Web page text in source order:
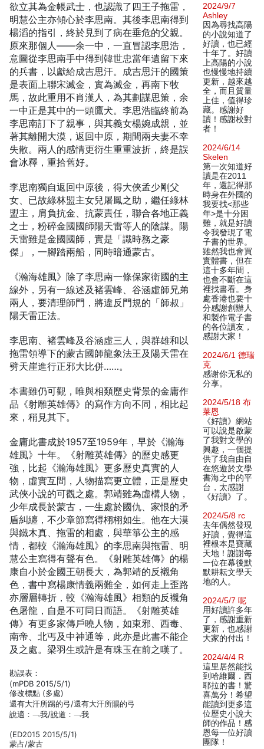
欲立其為金帳武士，也認識了四王子拖雷，
明慧公主亦傾心於李思南。其後李思南得到
楊滔的指引，終於見到了病在垂危的父親。
原來那個人——余一中，一直冒認李思浩，
意圖從李思南手中得到韓世忠當年遺留下來
的兵書，以獻給成吉思汗。成吉思汗的國策
是表面上聯宋滅金，實為滅金，再南下牧
馬，故此重用不肖漢人，為其劃謀思策，余
一中正是其中的一頭鷹犬。李思浩臨終前為
李思南訂下了親事，與其義女楊婉成親，並
著其離開大漠，返回中原，期間兩夫妻不幸
失散。兩人的感情更衍生重重波折，終是誤
會冰釋，重拾舊好。
李思南獨自返回中原後，得大俠孟少剛父
女、已故綠林盟主女兒屠鳳之助，繼任綠林
盟主，肩負抗金、抗蒙責任，聯合各地正義
之士，粉碎金國國師陽天雷等人的陰謀。陽
天雷雖是金國國師，實是「識時務之豪
傑」，一腳踏兩船，同時暗通蒙古。
《瀚海雄風》除了李思南一條保家衛國的主
線外，另有一線述及褚雲峰、谷涵虛師兄弟
兩人，要清理師門，將違反門規的「師叔」
陽天雷正法。
李思南、褚雲峰及谷涵虛三人，與群雄和以
拖雷領導下的蒙古國師龍象法王及陽天雷在
劈天崖進行正邪大比併……。
本書雖仍可觀，唯與相類歷史背景的金庸作
品《射雕英雄傳》的寫作方向不同，相比起
來，稍見其下。
金庸此書成於1957至1959年，早於《瀚海
雄風》十年。《射雕英雄傳》的歷史感更
強，比起《瀚海雄風》更多歷史真實的人
物，虛實互間，人物描寫更立體，正是歷史
武俠小說的可觀之處。郭靖雖為虛構人物，
少年成長於蒙古，一生處於國仇、家恨的矛
盾糾纏，不少章節寫得栩栩如生。他在大漠
與鐵木真、拖雷的相處，與華箏公主的感
情，都較《瀚海雄風》的李思南與拖雷、明
慧公主寫得有聲有色。《射雕英雄傳》的楊
康自小於金國王朝長大，為郭靖的反襯角
色，書中寫楊康情義兩難全，如何走上歪路
亦層層轉折，較《瀚海雄風》相類的反襯角
色屠龍，自是不可同日而語。《射雕英雄
傳》有更多家傳戶曉人物，如東邪、西毒、
南帝、北丐及中神通等，此亦是此書不能企
及之處。梁羽生或許是有珠玉在前之嘆了。
勘誤表：
(mPDB 2015/5/1)
修改標點 (多處)
還有大汗所踢的弓/還有大汗所賜的弓
說適：﹁我/說道：﹁我
(ED2015 2015/5/1)
蒙占/蒙古
2024/9/7
Ashley
因為尋找高陽
的小說知道了
好讀，也已經
十年了。好讀
上高陽的小說
也慢慢地持續
更新，越來越
全，而且質量
上佳，值得珍
藏。感謝好
讀！感謝校對
者！
2024/6/14
Skelen
第一次知道好
讀是在2011
年，還記得那
時身在外國的
我要找<那些
年>是十分困
難，就是好讀
令我發現了電
子書的世界。
雖然我也會買
實體書，但在
這十多年間，
也會不斷在這
裡找書看。身
處香港也要十
分感謝創辦人
和製作電子書
的各位讀友，
感謝大家！
2024/6/1 德瑞
克
感谢你无私的
分享。
2024/5/18 布
莱恩
《好讀》網站
可以說是啟蒙
了我對文學的
興趣，一個提
供了我自由自
在悠遊於文學
書海之中的平
台，太感謝
《好讀》了。
2024/5/8 rc
去年偶然發現
好讀，覺得這
裡根本是寶藏
天地！謝謝每
一位在幕後默
默耕耘文學天
地的人。
2024/5/7 呢
用好讀許多年
了，感謝重新
更新，也感謝
大家的付出！
2024/4/4 R
這里居然能找
到哈維爾．西
耶拉的書！驚
喜萬分！希望
能讀到更多這
位歷史小說大
師的作品！感
恩每一位好讀
團隊！